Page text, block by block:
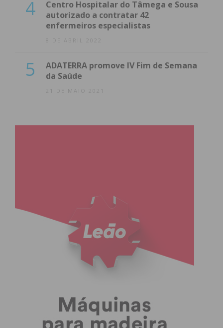
4
Centro Hospitalar do Tâmega e Sousa
autorizado a contratar 42
enfermeiros especialistas
8 DE ABRIL 2022
5
ADATERRA promove IV Fim de Semana
da Saúde
21 DE MAIO 2021